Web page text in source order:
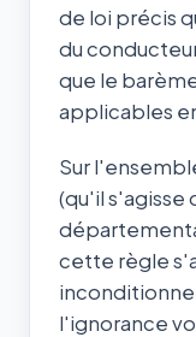
de loi précis
du
que le
applicables
Sur
(qu'il s'agisse
cette règle
l'ignorance